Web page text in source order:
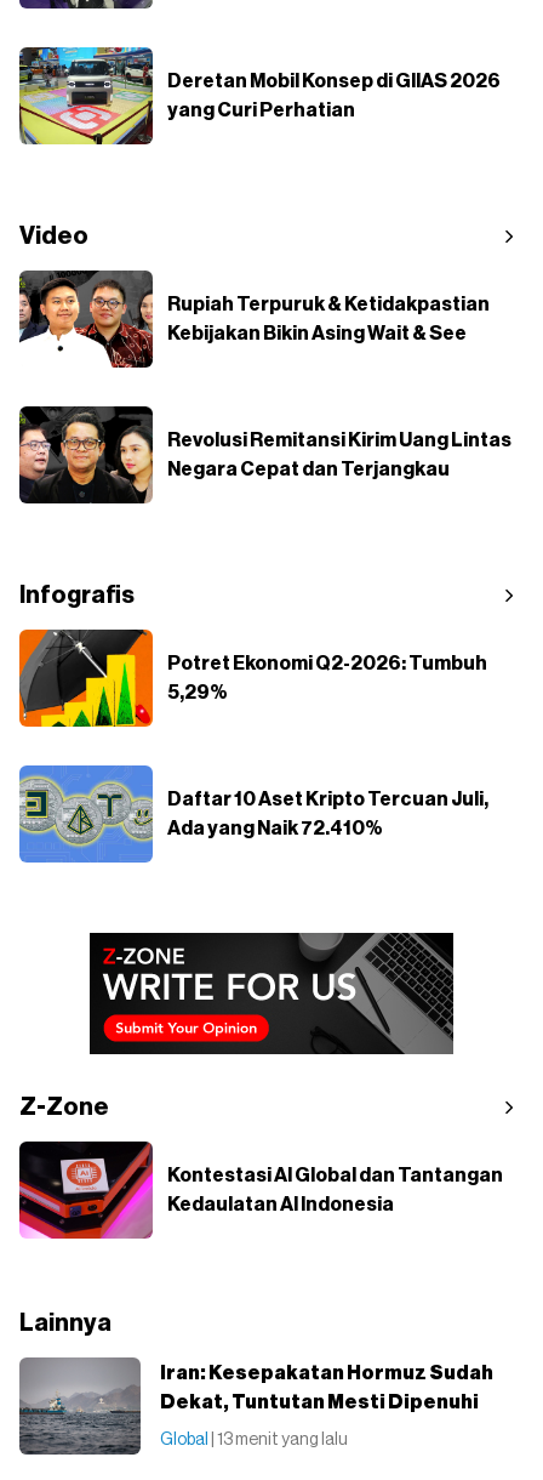
Deretan Mobil Konsep di GIIAS 2026
yang Curi Perhatian
Video
Rupiah Terpuruk & Ketidakpastian
Kebijakan Bikin Asing Wait & See
Revolusi Remitansi Kirim Uang Lintas
Negara Cepat dan Terjangkau
Infografis
Potret Ekonomi Q2-2026: Tumbuh
5,29%
Daftar 10 Aset Kripto Tercuan Juli,
Ada yang Naik 72.410%
Z-Zone
Kontestasi AI Global dan Tantangan
Kedaulatan AI Indonesia
Lainnya
Iran: Kesepakatan Hormuz Sudah
Dekat, Tuntutan Mesti Dipenuhi
Global | 13 menit yang lalu